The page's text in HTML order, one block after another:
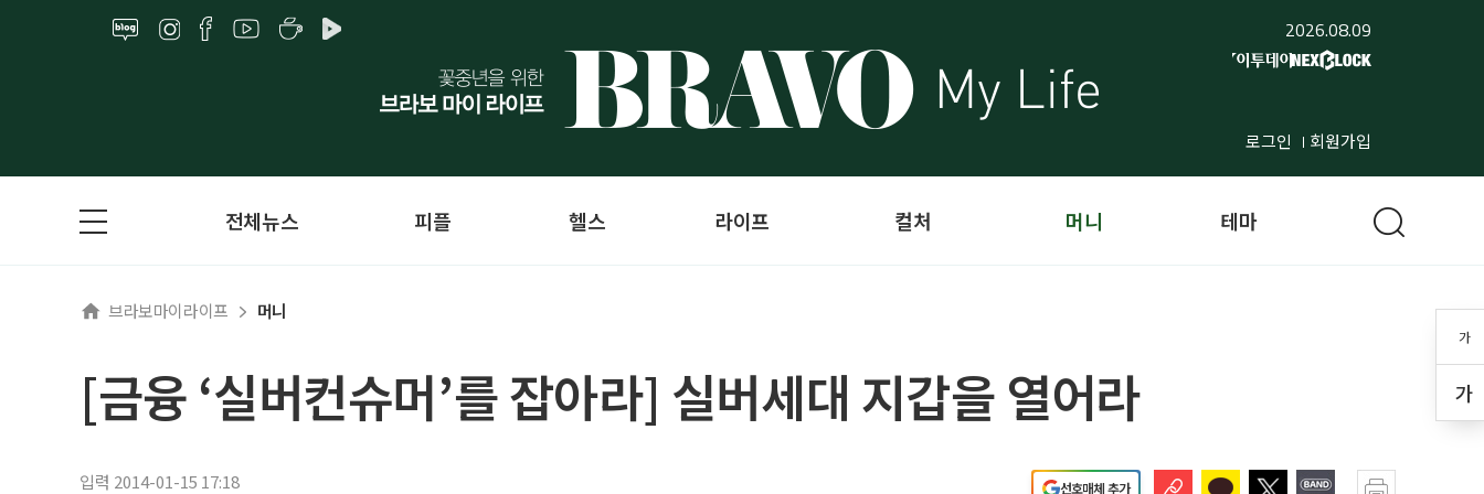
2026.08.09
로그인 회원가입
가
가
전체뉴스 피플 헬스 라이프 컬처 머니 테마
브라보마이라이프 머니
[금융 ‘실버컨슈머’를 잡아라] 실버세대 지갑을 열어라
입력 2014-01-15 17:18 선호매체 추가